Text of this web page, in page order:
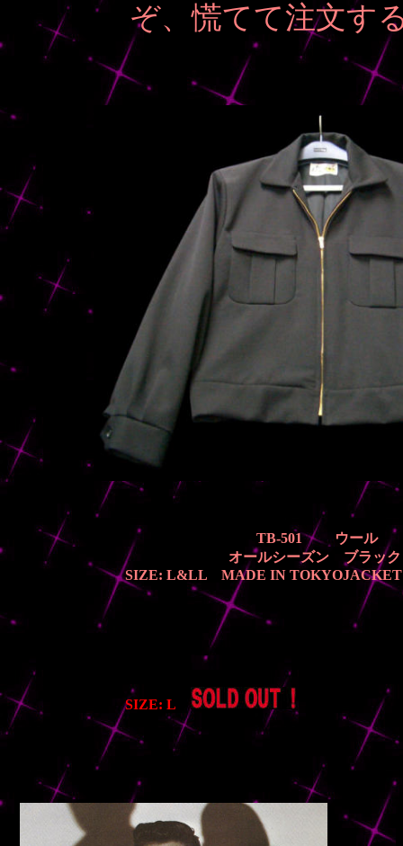
ぞ、慌てて注文す
TB-501 ウール
オールシーズン ブラック
SIZE: L&LL MADE IN TOKYOJACKET
SIZE: L